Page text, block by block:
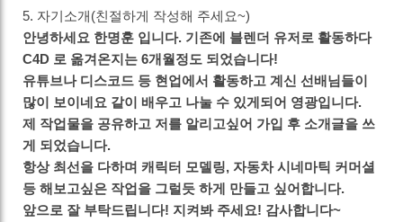
5. 자기소개(친절하게 작성해 주세요~)
안녕하세요 한명훈 입니다. 기존에 블렌더 유저로 활동하다
C4D 로 옮겨온지는 6개월정도 되었습니다!
유튜브나 디스코드 등 현업에서 활동하고 계신 선배님들이
많이 보이네요 같이 배우고 나눌 수 있게되어 영광입니다.
제 작업물을 공유하고 저를 알리고싶어 가입 후 소개글을 쓰
게 되었습니다.
항상 최선을 다하며 캐릭터 모델링, 자동차 시네마틱 커머셜
등 해보고싶은 작업을 그럴듯 하게 만들고 싶어합니다.
앞으로 잘 부탁드립니다! 지켜봐 주세요! 감사합니다~